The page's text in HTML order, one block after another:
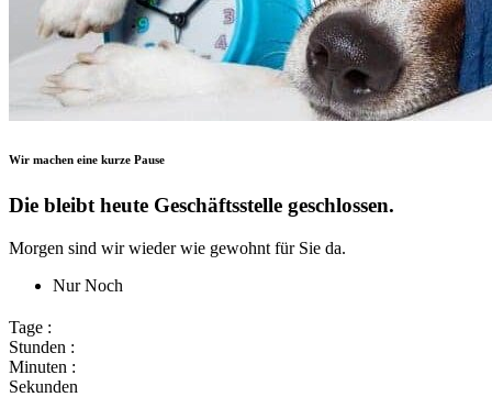
Wir machen eine kurze Pause
Die bleibt heute Geschäftsstelle geschlossen.
Morgen sind wir wieder wie gewohnt für Sie da.
Nur Noch
Tage :
Stunden :
Minuten :
Sekunden